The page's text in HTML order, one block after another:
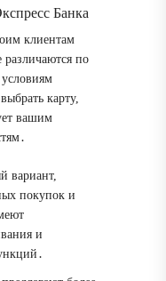
Банка
клиентам
по
карту,
вашим
вариант,
покупок и
и